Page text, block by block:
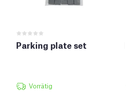
Parking plate set
Vorrätig